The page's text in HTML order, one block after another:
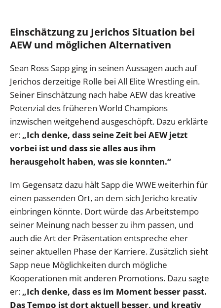
Einschätzung zu Jerichos Situation bei
AEW und möglichen Alternativen
Sean Ross Sapp ging in seinen Aussagen auch auf
Jerichos derzeitige Rolle bei All Elite Wrestling ein.
Seiner Einschätzung nach habe AEW das kreative
Potenzial des früheren World Champions
inzwischen weitgehend ausgeschöpft. Dazu erklärte
er: „Ich denke, dass seine Zeit bei AEW jetzt
vorbei ist und dass sie alles aus ihm
herausgeholt haben, was sie konnten.“
Im Gegensatz dazu hält Sapp die WWE weiterhin für
einen passenden Ort, an dem sich Jericho kreativ
einbringen könnte. Dort würde das Arbeitstempo
seiner Meinung nach besser zu ihm passen, und
auch die Art der Präsentation entspreche eher
seiner aktuellen Phase der Karriere. Zusätzlich sieht
Sapp neue Möglichkeiten durch mögliche
Kooperationen mit anderen Promotions. Dazu sagte
er: „Ich denke, dass es im Moment besser passt.
Das Tempo ist dort aktuell besser, und kreativ